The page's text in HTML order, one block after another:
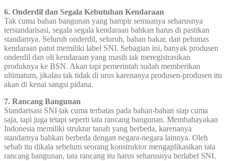
6. Onderdil dan Segala Kebutuhan Kendaraan
Tak cuma bahan bangunan yang hampir semuanya seharusnya
terstandarisasi, segala segala kendaraan bahkan harus di pastikan
standarnya. Seluruh onderdil, seluruh, bahan bakar, dan pelumas
kendaraan patut memiliki label SNI. Sebagian ini, banyak produsen
onderdil dan oli kendaraan yang masih tak meregistrasikan
produknya ke BSN. Akan tapi pemerintah sudah memberikan
ultimatum, jikalau tak tidak di urus karenanya produsen-produsen itu
akan di kenai sangsi pidana.
7. Rancang Bangunan
Standarisasi SNI tak cuma terbatas pada bahan-bahan siap cuma
saja, tapi juga tetapi seperti tata rancang bangunan. Membahayakan
Indonesia memiliki struktur tanah yang berbeda, karenanya
standarnya bahkan berbeda dengan negara-negara lainnya. Oleh
sebab itu dikala sebelum seorang konstruktor mengaplikasikan tata
rancang bangunan, tata rancang itu harus seharusnya berlabel SNI.